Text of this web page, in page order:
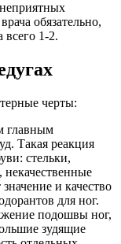
обязательно,
всего 1-2.
черты:
главным
Такая реакция
стельки,
и качество
для ног.
подошвы ног,
зудящие